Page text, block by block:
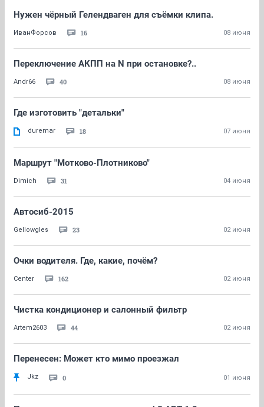
Нужен чёрный Гелендваген для съёмки клипа.
ИванФорсов 16 08 июня
Переключение АКПП на N при остановке?..
Andr66 40 08 июня
Где изготовить "детальки"
duremar 18 07 июня
Маршрут "Мотково-Плотниково"
Dimich 31 04 июня
Автосиб-2015
Gellowgles 23 02 июня
Очки водителя. Где, какие, почём?
Center 162 02 июня
Чистка кондиционер и салонный фильтр
Artem2603 44 02 июня
Перенесен: Может кто мимо проезжал
Jkz 0 01 июня